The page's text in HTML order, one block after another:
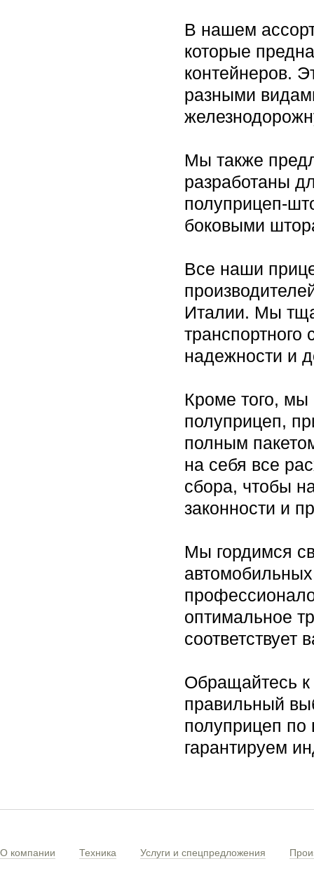
В нашем
которые
контейнеров.
разными
Мы также
разработаны
полуприцеп-
боковыми
Все наши
Италии. Мы
транспортного
надежности и
Кроме того, мы
полуприцеп,
полным
на себя все
сбора, чтобы
законности и
Мы гордимся
оптимальное
Обращайтесь
правильный
полуприцеп по
гарантируем
О компании Техника Услуги и спецпредложения